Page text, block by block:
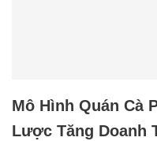
Mô Hình Quán Cà
Lược Tăng Doanh